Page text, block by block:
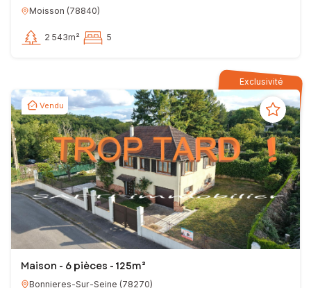
Moisson (78840)
2 543m² 5
Exclusivité
Vendu
Maison - 6 pièces - 125m²
Bonnieres-Sur-Seine (78270)